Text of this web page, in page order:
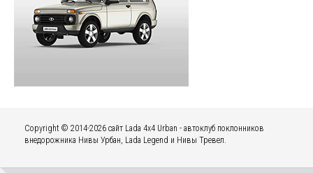
Copyright © 2014-2026 сайт Lada 4x4 Urban - автоклуб поклонников
внедорожника Нивы Урбан, Lada Legend и Нивы Тревел.